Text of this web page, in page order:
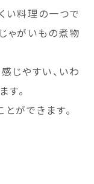
い料理の一つで
ゃがいもの煮物
じやすい、いわ
。
ができます。